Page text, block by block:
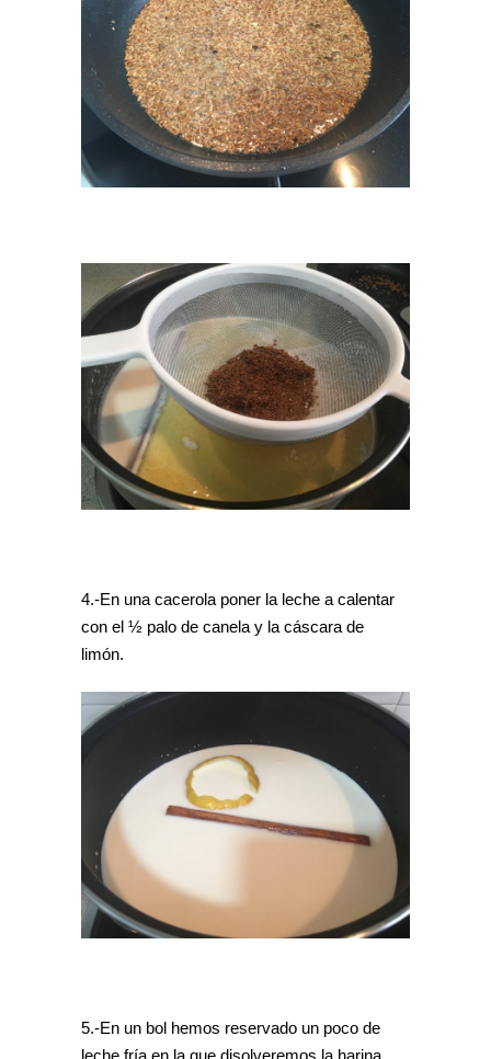
4.-En una cacerola poner la leche a calentar
con el ½ palo de canela y la cáscara de
limón.
5.-En un bol hemos reservado un poco de
leche fría en la que disolveremos la harina.